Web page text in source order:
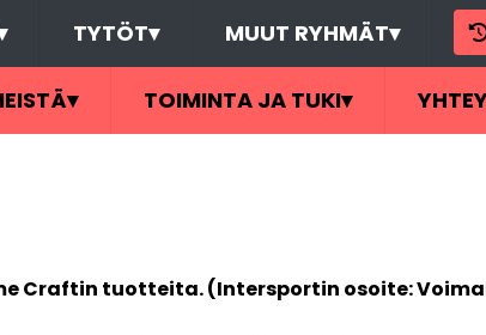
TYTÖT▾ MUUT RYHMÄT▾
▾ TOIMINTA JA TUKI▾
Craftin tuotteita. (Intersportin osoite: